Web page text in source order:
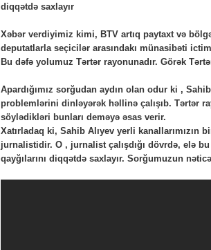
diqqətdə saxlayır
Xəbər verdiyimiz kimi, BTV artıq paytaxt və
deputatlarla seçicilər arasındakı münasibəti
Bu dəfə yolumuz Tərtər rayonunadır. Görək
Apardığımız sorğudan aydın olan odur ki ,
problemlərini dinləyərək həllinə çalışıb. Tərtər
söylədikləri bunları deməyə əsas verir.
Xatırladaq ki, Sahib Alıyev yerli kanallarımızın
jurnalistidir. O , jurnalist çalışdığı dövrdə, elə
qayğılarını diqqətdə saxlayır. Sorğumuzun